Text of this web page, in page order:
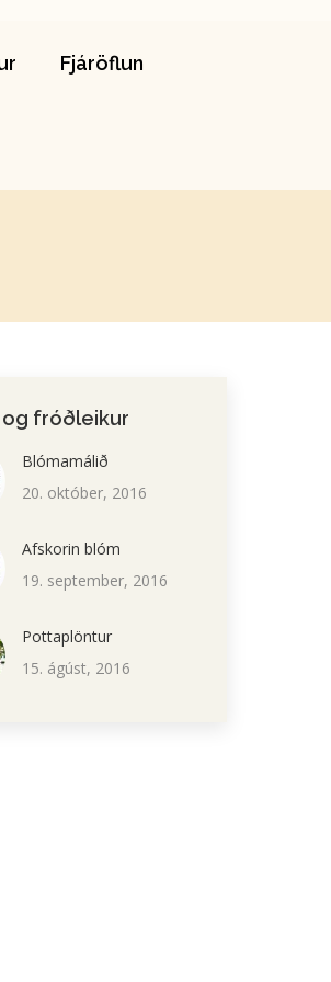
Fjáröflun
og fróðleikur
Blómamálið
20. október, 2016
Afskorin blóm
19. september, 2016
Pottaplöntur
15. ágúst, 2016